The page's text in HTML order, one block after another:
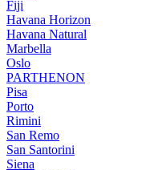
Fiji
Havana Horizon
Havana Natural
Marbella
Oslo
PARTHENON
Pisa
Porto
Rimini
San Remo
San Santorini
Siena